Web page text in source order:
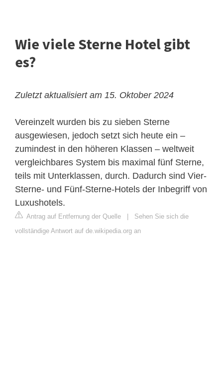
Wie viele Sterne Hotel gibt
es?
Zuletzt aktualisiert am 15. Oktober 2024
Vereinzelt wurden bis zu sieben Sterne
ausgewiesen, jedoch setzt sich heute ein –
zumindest in den höheren Klassen – weltweit
vergleichbares System bis maximal fünf Sterne,
teils mit Unterklassen, durch. Dadurch sind Vier-
Sterne- und Fünf-Sterne-Hotels der Inbegriff von
Luxushotels.
Antrag auf Entfernung der Quelle
Sehen Sie sich die
vollständige Antwort auf de.wikipedia.org an